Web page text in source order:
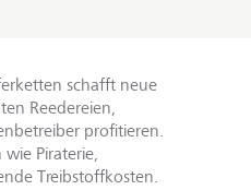
schafft neue
Reedereien,
profitieren.
wie Piraterie,
Treibstoffkosten.